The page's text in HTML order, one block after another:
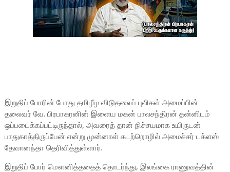
இறுதிப் போரின் போது தமிழீழ விடுதலைப் புலிகள் அமைப்பின்
தலைவர் வே. பிரபாகரனின் இளைய மகன் பாலசந்திரன் தன்னிடம்
ஒப்படைக்கப்பட்டிருந்தால், அவரைத் தான் நிச்சயமாக உயிருடன்
பாதுகாத்திருப்பேன் என்று முன்னாள் கடற்றொழில் அமைச்சர் டக்ளஸ்
தேவானந்தா தெரிவித்துள்ளார்.
இறுதிப் போர் மௌனித்ததைத் தொடர்ந்து, இலங்கை ராணுவத்தின்